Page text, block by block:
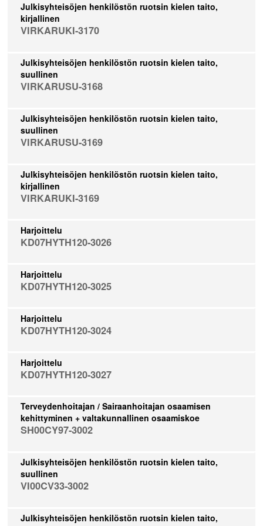
Julkisyhteisöjen henkilöstön ruotsin kielen taito,
kirjallinen
VIRKARUKI-3170
Julkisyhteisöjen henkilöstön ruotsin kielen taito,
suullinen
VIRKARUSU-3168
Julkisyhteisöjen henkilöstön ruotsin kielen taito,
suullinen
VIRKARUSU-3169
Julkisyhteisöjen henkilöstön ruotsin kielen taito,
kirjallinen
VIRKARUKI-3169
Harjoittelu
KD07HYTH120-3026
Harjoittelu
KD07HYTH120-3025
Harjoittelu
KD07HYTH120-3024
Harjoittelu
KD07HYTH120-3027
Terveydenhoitajan / Sairaanhoitajan osaamisen
kehittyminen + valtakunnallinen osaamiskoe
SH00CY97-3002
Julkisyhteisöjen henkilöstön ruotsin kielen taito,
suullinen
VI00CV33-3002
Julkisyhteisöjen henkilöstön ruotsin kielen taito,